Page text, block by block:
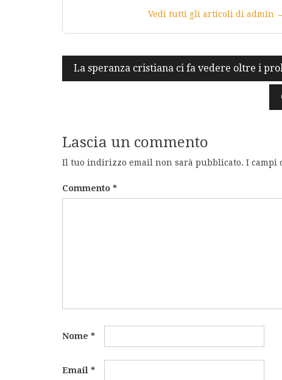
Vedi tutti gli articoli di admin
Navigazione
articoli
La speranza cristiana ci fa vedere oltre i
Lascia un commento
Il tuo indirizzo email non sarà pubblicato. I campi
Commento *
Nome *
Email *